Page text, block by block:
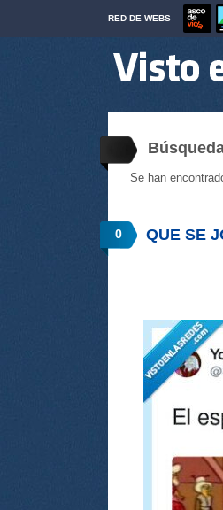
RED DE WEBS
Se han
0 QUE SE